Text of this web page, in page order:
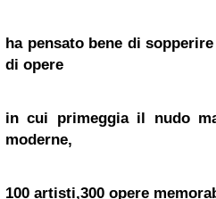
ha pensato bene di
di opere
in cui primeggia il nudo
moderne,
100 artisti,300 opere